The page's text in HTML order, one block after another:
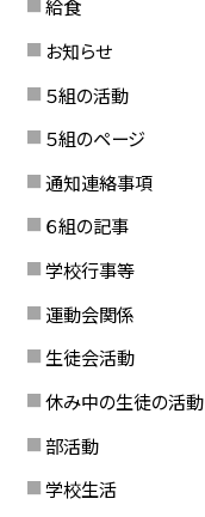
給食
お知らせ
５組の活動
５組のページ
通知連絡事項
６組の記事
学校行事等
運動会関係
生徒会活動
休み中の生徒の活動
部活動
学校生活